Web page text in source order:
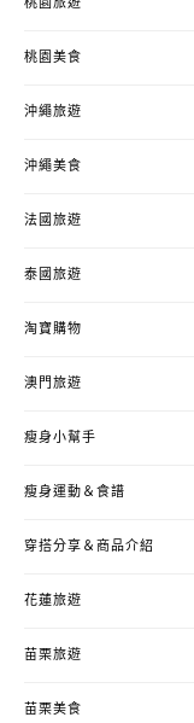
桃園旅遊
桃園美食
沖繩旅遊
沖繩美食
法國旅遊
泰國旅遊
淘寶購物
澳門旅遊
瘦身小幫手
瘦身運動＆食譜
穿搭分享＆商品介紹
花蓮旅遊
苗栗旅遊
苗栗美食